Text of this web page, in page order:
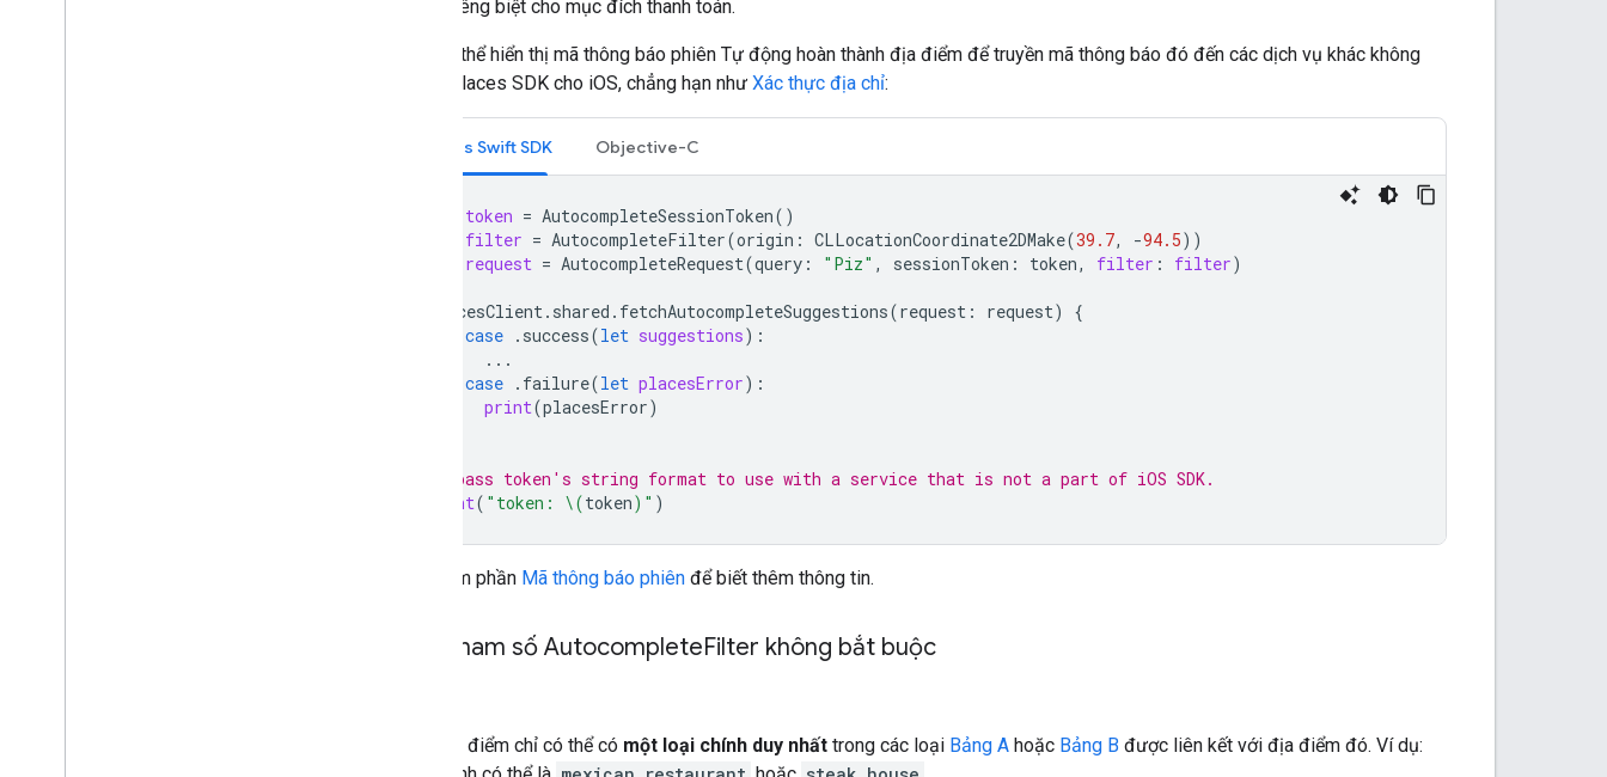
phiên riêng biệt cho mục đích thanh toán.
Bạn có thể hiển thị mã thông báo phiên Tự động hoàn thành địa điểm để truyền mã thông báo đó đến các dịch vụ khác không
thuộc Places SDK cho iOS, chẳng hạn như Xác thực địa chỉ:
Places Swift SDK Objective-C
token = AutocompleteSessionToken()
filter = AutocompleteFilter(origin : CLLocationCoordinate2DMake(39.7, -94.5))
request = AutocompleteRequest(query : "Piz" , sessionToken : token, filter : filter)
PlacesClient. shared . fetchAutocompleteSuggestions(request : request)
{
case . success(let suggestions):
...
case . failure(let placesError):
print(placesError)
// pass token's string format to use with a service that is not a part of iOS SDK.
print( "token: \(token) " )
Hãy xem phần Mã thông báo phiên để biết thêm thông tin.
Các tham số AutocompleteFilter không bắt buộc
Một địa điểm chỉ có thể có một loại chính duy nhất trong các loại Bảng A hoặc Bảng B được liên kết với địa điểm đó. Ví dụ: